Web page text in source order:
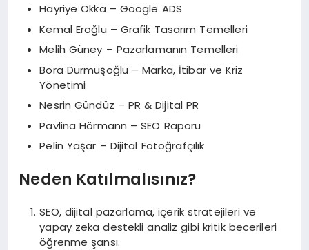
Hayriye Okka – Google ADS
Kemal Eroğlu – Grafik Tasarım Temelleri
Melih Güney – Pazarlamanın Temelleri
Bora Durmuşoğlu – Marka, İtibar ve Kriz
Yönetimi
Nesrin Gündüz – PR & Dijital PR
Pavlina Hörmann – SEO Raporu
Pelin Yaşar – Dijital Fotoğrafçılık
Neden Katılmalısınız?
SEO, dijital pazarlama, içerik stratejileri ve
yapay zeka destekli analiz gibi kritik becerileri
öğrenme şansı.